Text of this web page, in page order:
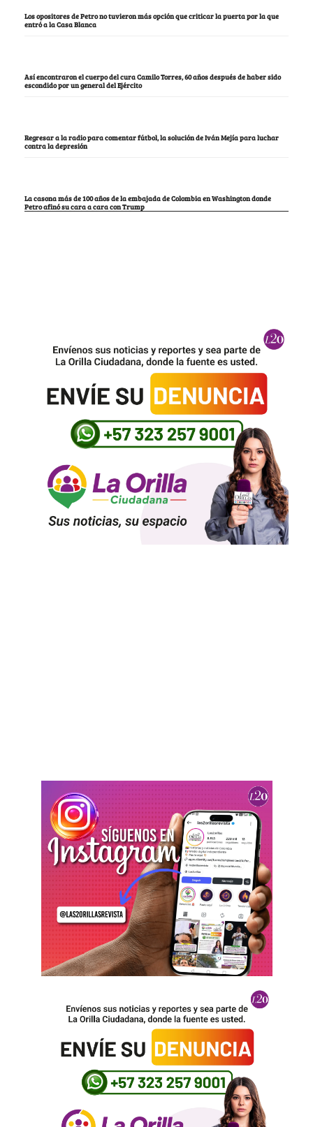
Los opositores de Petro no tuvieron más opción que criticar la puerta por la que
entró a la Casa Blanca
Así encontraron el cuerpo del cura Camilo Torres, 60 años después de haber sido
escondido por un general del Ejército
Regresar a la radio para comentar fútbol, la solución de Iván Mejía para luchar
contra la depresión
La casona más de 100 años de la embajada de Colombia en Washington donde
Petro afinó su cara a cara con Trump